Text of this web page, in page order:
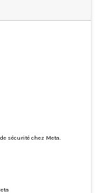
sécurité chez Meta.